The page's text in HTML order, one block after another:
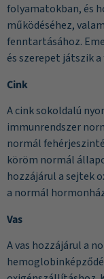
folyamatokban, és
működéséhez,
fenntartásához.
és szerepet játszik
Cink
A cink sokoldalú
immunrendszer
normál
köröm normál
hozzájárul a sejtek
a normál
Vas
A vas hozzájárul a